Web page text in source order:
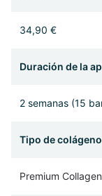
34,90 €
Duración de la
2 semanas (15
Tipo de colágeno
Premium